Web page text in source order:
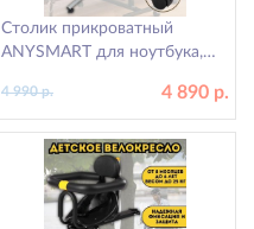
Столик прикроватный
ANYSMART для ноутбука,
наклона, бежевый
4 890 р.
4 990 р.